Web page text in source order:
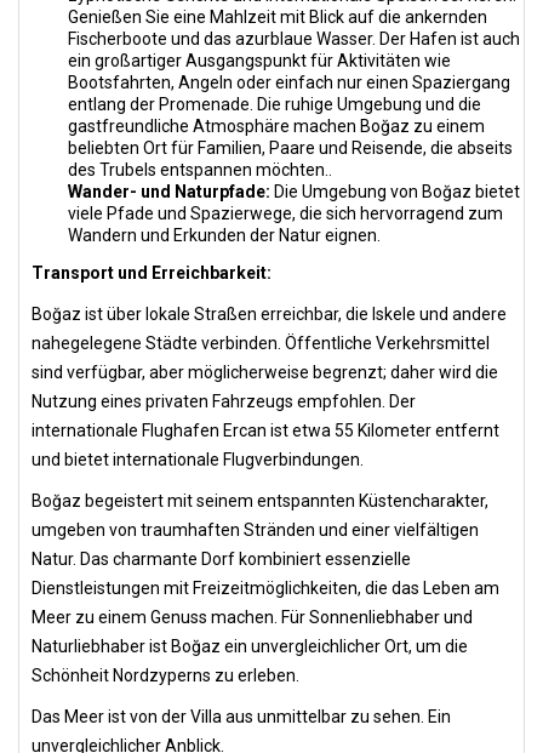
Genießen Sie eine Mahlzeit mit Blick auf die ankernden
Fischerboote und das azurblaue Wasser. Der Hafen ist auch
ein großartiger Ausgangspunkt für Aktivitäten wie
Bootsfahrten, Angeln oder einfach nur einen Spaziergang
entlang der Promenade. Die ruhige Umgebung und die
gastfreundliche Atmosphäre machen Boğaz zu einem
beliebten Ort für Familien, Paare und Reisende, die abseits
des Trubels entspannen möchten..
Wander- und Naturpfade: Die Umgebung von Boğaz bietet
viele Pfade und Spazierwege, die sich hervorragend zum
Wandern und Erkunden der Natur eignen.
Transport und Erreichbarkeit:
Boğaz ist über lokale Straßen erreichbar, die Iskele und andere
nahegelegene Städte verbinden. Öffentliche Verkehrsmittel
sind verfügbar, aber möglicherweise begrenzt; daher wird die
Nutzung eines privaten Fahrzeugs empfohlen. Der
internationale Flughafen Ercan ist etwa 55 Kilometer entfernt
und bietet internationale Flugverbindungen.
Boğaz begeistert mit seinem entspannten Küstencharakter,
umgeben von traumhaften Stränden und einer vielfältigen
Natur. Das charmante Dorf kombiniert essenzielle
Dienstleistungen mit Freizeitmöglichkeiten, die das Leben am
Meer zu einem Genuss machen. Für Sonnenliebhaber und
Naturliebhaber ist Boğaz ein unvergleichlicher Ort, um die
Schönheit Nordzyperns zu erleben.
Das Meer ist von der Villa aus unmittelbar zu sehen. Ein
unvergleichlicher Anblick.